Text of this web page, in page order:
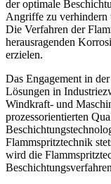
der optimale
Angriffe zu verhindern
Die Verfahren der
herausragenden
erzielen.
Das Engagement in
Lösungen in
Windkraft- und
prozessorientierten
Flammspritztechnik
wird die